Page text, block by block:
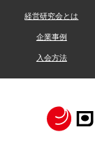
経営研究会とは
企業事例
入会方法